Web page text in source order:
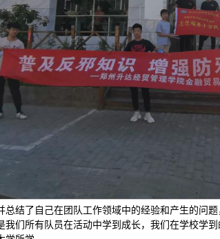
总结了自己在团队工作领域中的经验和产生的问
们所有队员在活动中学到成长，我们在学校学